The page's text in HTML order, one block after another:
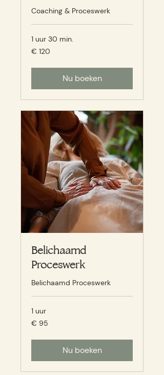
Coaching & Proceswerk
1 uur 30 min.
120
euro
€ 120
Nu boeken
Belichaamd
Proceswerk
Belichaamd Proceswerk
1 uur
95
euro
€ 95
Nu boeken